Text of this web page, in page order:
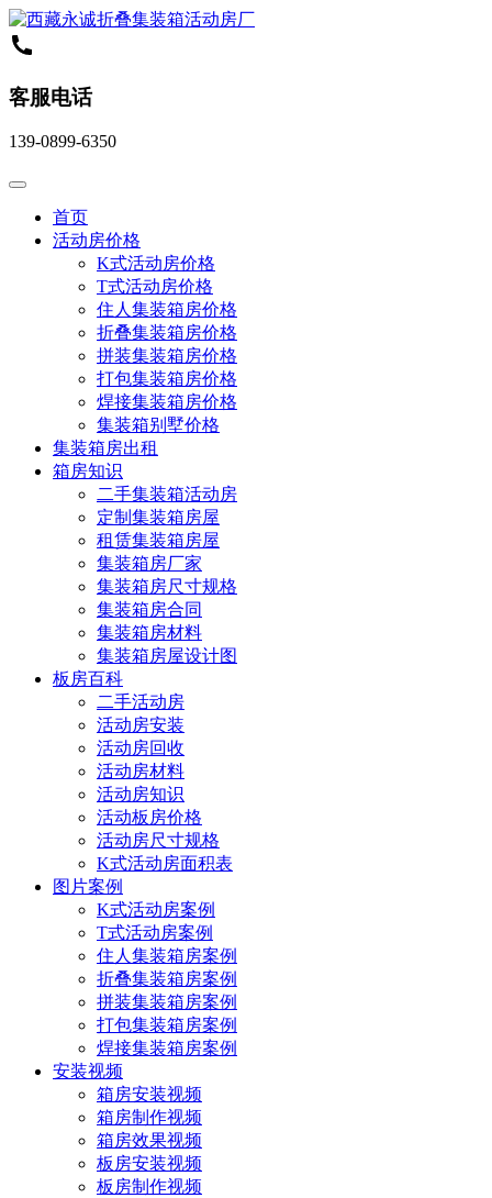
客服电话
139-0899-6350
首页
活动房价格
K式活动房价格
T式活动房价格
住人集装箱房价格
折叠集装箱房价格
拼装集装箱房价格
打包集装箱房价格
焊接集装箱房价格
集装箱别墅价格
集装箱房出租
箱房知识
二手集装箱活动房
定制集装箱房屋
租赁集装箱房屋
集装箱房厂家
集装箱房尺寸规格
集装箱房合同
集装箱房材料
集装箱房屋设计图
板房百科
二手活动房
活动房安装
活动房回收
活动房材料
活动房知识
活动板房价格
活动房尺寸规格
K式活动房面积表
图片案例
K式活动房案例
T式活动房案例
住人集装箱房案例
折叠集装箱房案例
拼装集装箱房案例
打包集装箱房案例
焊接集装箱房案例
安装视频
箱房安装视频
箱房制作视频
箱房效果视频
板房安装视频
板房制作视频